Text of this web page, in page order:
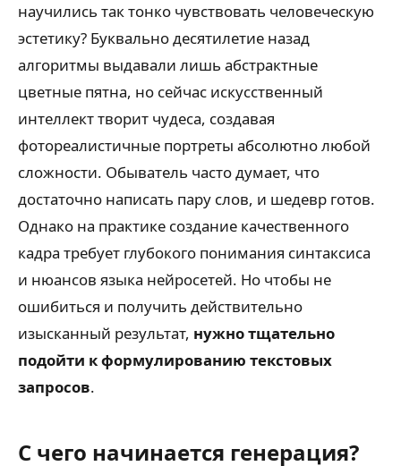
научились так тонко чувствовать человеческую
эстетику? Буквально десятилетие назад
алгоритмы выдавали лишь абстрактные
цветные пятна, но сейчас искусственный
интеллект творит чудеса, создавая
фотореалистичные портреты абсолютно любой
сложности. Обыватель часто думает, что
достаточно написать пару слов, и шедевр готов.
Однако на практике создание качественного
кадра требует глубокого понимания синтаксиса
и нюансов языка нейросетей. Но чтобы не
ошибиться и получить действительно
изысканный результат, нужно тщательно
подойти к формулированию текстовых
запросов.
С чего начинается генерация?